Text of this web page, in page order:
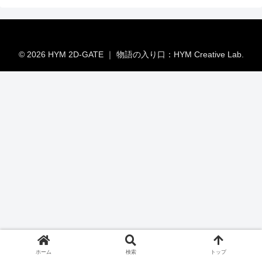
© 2026 HYM 2D-GATE ｜ 物語の入り口：HYM Creative Lab.
ホーム 検索 トップ